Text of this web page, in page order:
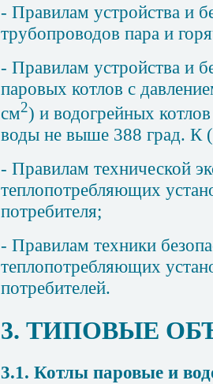
- Правилам устройства и
трубопроводов пара и
- Правилам устройства и
паровых котлов с
см2) и водогрейных
воды не выше 388 град. К
- Правилам технической
теплопотребляющих
потребителя;
- Правилам техники
теплопотребляющих
потребителей.
3. ТИПОВЫЕ
3.1. Котлы паровые и